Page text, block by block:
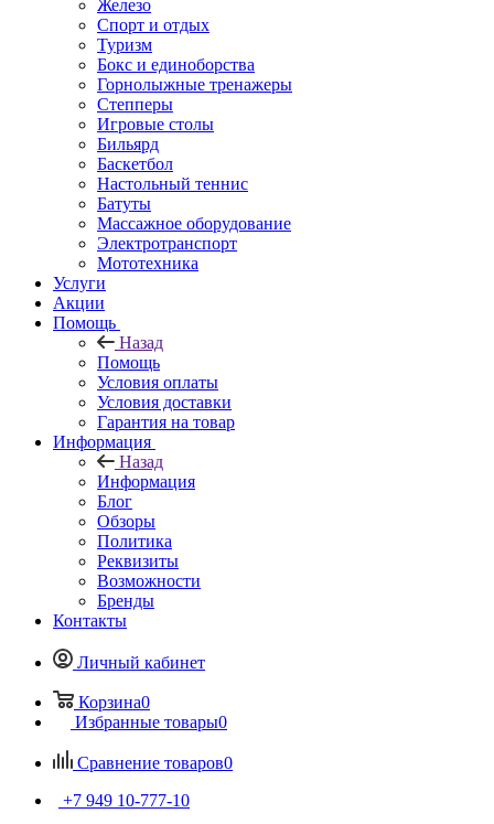
Железо
Спорт и отдых
Туризм
Бокс и единоборства
Горнолыжные тренажеры
Степперы
Игровые столы
Бильярд
Баскетбол
Настольный теннис
Батуты
Массажное оборудование
Электротранспорт
Мототехника
Услуги
Акции
Помощь
Назад
Помощь
Условия оплаты
Условия доставки
Гарантия на товар
Информация
Назад
Информация
Блог
Обзоры
Политика
Реквизиты
Возможности
Бренды
Контакты
Личный кабинет
Корзина0
Избранные товары0
Сравнение товаров0
+7 949 10-777-10